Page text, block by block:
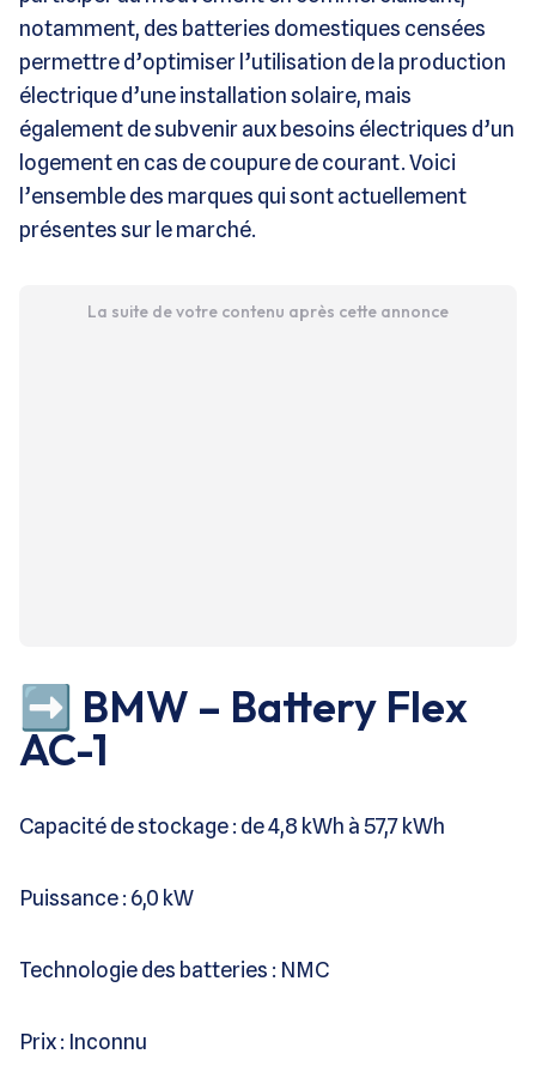
notamment, des batteries domestiques censées
permettre d’optimiser l’utilisation de la production
électrique d’une installation solaire, mais
également de subvenir aux besoins électriques d’un
logement en cas de coupure de courant. Voici
l’ensemble des marques qui sont actuellement
présentes sur le marché.
La suite de votre contenu après cette annonce
➡️ BMW – Battery Flex
AC-1
Capacité de stockage : de 4,8 kWh à 57,7 kWh
Puissance : 6,0 kW
Technologie des batteries : NMC
Prix : Inconnu